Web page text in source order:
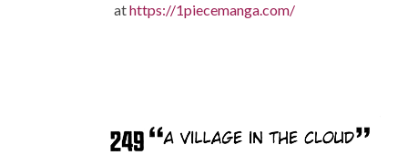
athttps://1piecemanga.com/